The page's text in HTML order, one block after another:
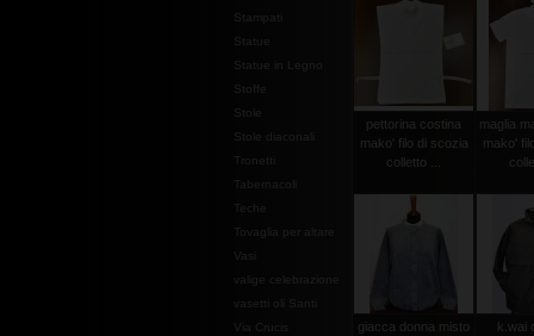
Stampati
Statue
Statue in Legno
Stoffe
Stole
Stole diaconali
Tabernacoli
valige celebrazione
pettorina costina
mako' filo di scozia
colletto ...
maglia
mako'
giacca donna misto
k.wai